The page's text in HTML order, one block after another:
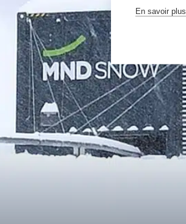
En savoir plus